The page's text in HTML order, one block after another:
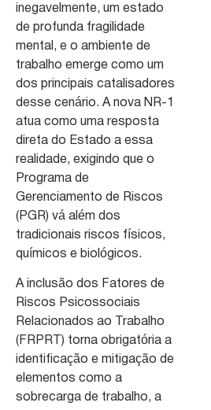
inegavelmente, um estado
de profunda fragilidade
mental, e o ambiente de
trabalho emerge como um
dos principais catalisadores
desse cenário. A nova NR-1
atua como uma resposta
direta do Estado a essa
realidade, exigindo que o
Programa de
Gerenciamento de Riscos
(PGR) vá além dos
tradicionais riscos físicos,
químicos e biológicos.
A inclusão dos Fatores de
Riscos Psicossociais
Relacionados ao Trabalho
(FRPRT) torna obrigatória a
identificação e mitigação de
elementos como a
sobrecarga de trabalho, a